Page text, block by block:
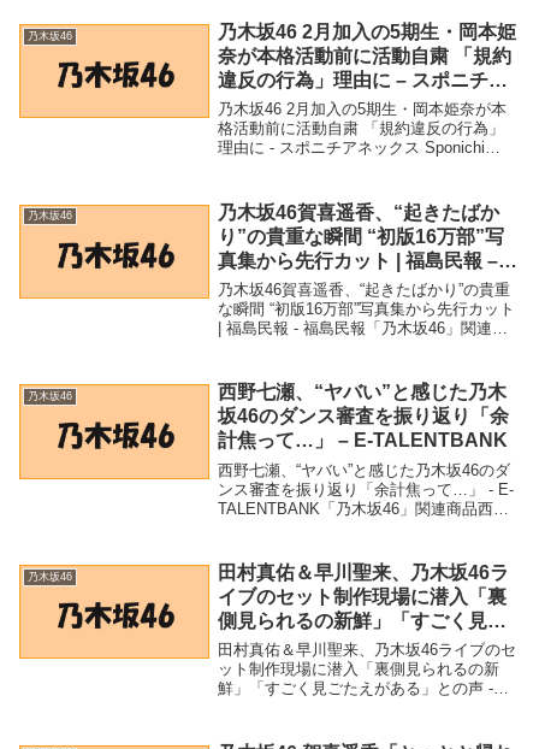
乃木坂46
乃木坂46 2月加入の5期生・岡本姫
奈が本格活動前に活動自粛 「規約
違反の行為」理由に – スポニチア
ネックス Sponichi Annex
乃木坂46 2月加入の5期生・岡本姫奈が本
格活動前に活動自粛 「規約違反の行為」
理由に - スポニチアネックス Sponichi
動自粛 「規約違反の行為...
乃木坂46
乃木坂46賀喜遥香、“起きたばか
り”の貴重な瞬間 “初版16万部”写
真集から先行カット | 福島民報 –
福島民報
乃木坂46賀喜遥香、“起きたばかり”の貴重
な瞬間 “初版16万部”写真集から先行カット
| 福島民報 - 福島民報「乃木坂46」関連商
ト | 福島民報 -...
乃木坂46
西野七瀬、“ヤバい”と感じた乃木
坂46のダンス審査を振り返り「余
計焦って…」 – E-TALENTBANK
西野七瀬、“ヤバい”と感じた乃木坂46のダ
ンス審査を振り返り「余計焦って…」 - E-
TALENTBANK「乃木坂46」関連商品西野
TALENTBANK 西野...
乃木坂46
田村真佑＆早川聖来、乃木坂46ラ
イブのセット制作現場に潜入「裏
側見られるの新鮮」「すごく見ご
たえがある」との声 – WEBザテレ
ビジョン
田村真佑＆早川聖来、乃木坂46ライブのセ
ット制作現場に潜入「裏側見られるの新
鮮」「すごく見ごたえがある」との声 -